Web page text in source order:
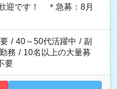
他時間多数あり！）
迎です！ ＊急募：8月
/ 40～50代活躍中 / 副
務 / 10名以上の大量募
要